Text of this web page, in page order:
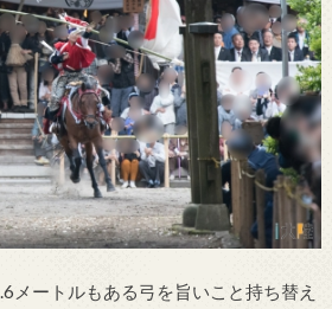
メートルもある弓を旨いこと持ち替え